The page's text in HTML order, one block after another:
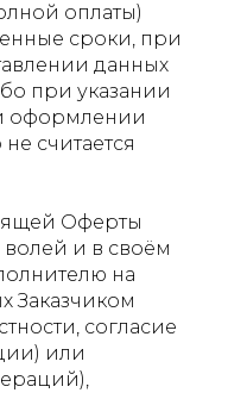
оплаты)
сроки, при
данных
при указании
оформлении
считается
Оферты
и в своём
на
Заказчиком
согласие
или